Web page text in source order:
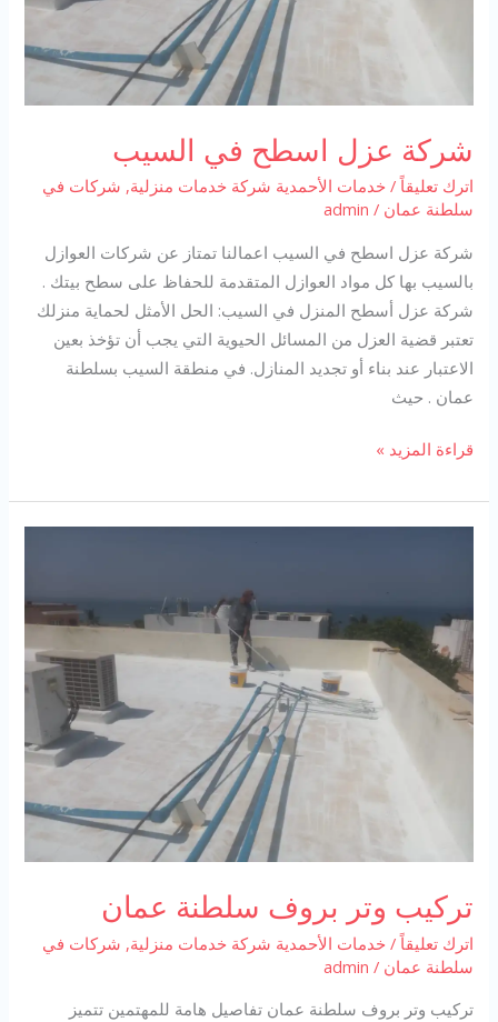
شركة عزل اسطح في السيب
اترك تعليقاً / خدمات الأحمدية شركة خدمات منزلية, شركات في
سلطنة عمان /
admin
شركة عزل اسطح في السيب اعمالنا تمتاز عن شركات العوازل
بالسيب بها كل مواد العوازل المتقدمة للحفاظ على سطح بيتك .
شركة عزل أسطح المنزل في السيب: الحل الأمثل لحماية منزلك
تعتبر قضية العزل من المسائل الحيوية التي يجب أن تؤخذ بعين
الاعتبار عند بناء أو تجديد المنازل. في منطقة السيب بسلطنة
عمان . حيث
شركة
اسطح
قراءة المزيد »
تركيب وتر بروف سلطنة عمان
اترك تعليقاً / خدمات الأحمدية شركة خدمات منزلية, شركات في
سلطنة عمان /
admin
تركيب وتر بروف سلطنة عمان تفاصيل هامة للمهتمين تتميز